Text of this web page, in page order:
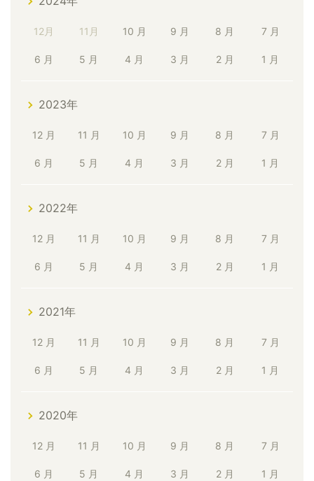
12月 11月 10 月 9 月 8 月 7 月
6 月 5 月 4 月 3 月 2 月 1 月
2023年
12 月 11 月 10 月 9 月 8 月 7 月
6 月 5 月 4 月 3 月 2 月 1 月
2022年
12 月 11 月 10 月 9 月 8 月 7 月
6 月 5 月 4 月 3 月 2 月 1 月
2021年
12 月 11 月 10 月 9 月 8 月 7 月
6 月 5 月 4 月 3 月 2 月 1 月
2020年
12 月 11 月 10 月 9 月 8 月 7 月
6 月 5 月 4 月 3 月 2 月 1 月